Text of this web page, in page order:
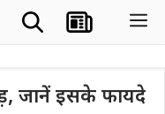
जानें इसके फायदे